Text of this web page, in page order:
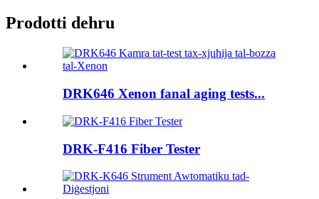
Prodotti dehru
DRK646 Xenon fanal aging tests...
DRK-F416 Fiber Tester